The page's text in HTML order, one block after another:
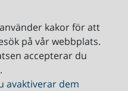
kakor för att
på vår webbplats.
accepterar du
avaktiverar dem